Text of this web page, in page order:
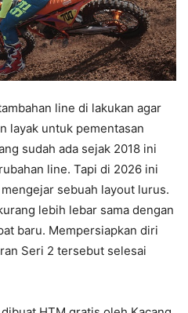
line di lakukan agar
layak untuk pementasan
sudah ada sejak 2018 ini
line. Tapi di 2026 ini
sebuah layout lurus.
lebih lebar sama dengan
baru. Mempersiapkan diri
Seri 2 tersebut selesai